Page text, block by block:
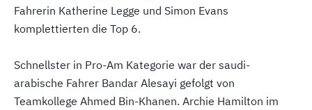
Fahrerin Katherine Legge und Simon Evans
komplettierten die Top 6.
Schnellster in Pro-Am Kategorie war der saudi-
arabische Fahrer Bandar Alesayi gefolgt von
Teamkollege Ahmed Bin-Khanen. Archie Hamilton im